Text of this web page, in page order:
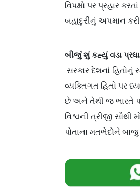
વિપક્ષો પર પ્રહાર
બહાદુરીનું અપમાન
બીજું શું કહ્યું વડા
સરકાર દેશનાં હિતોનું
વ્યક્તિગત હિતો પર
છે અને તેથી જ ભારતે
વિશ્વની ત્રીજી
પોતાના મતભેદોને બાજુ